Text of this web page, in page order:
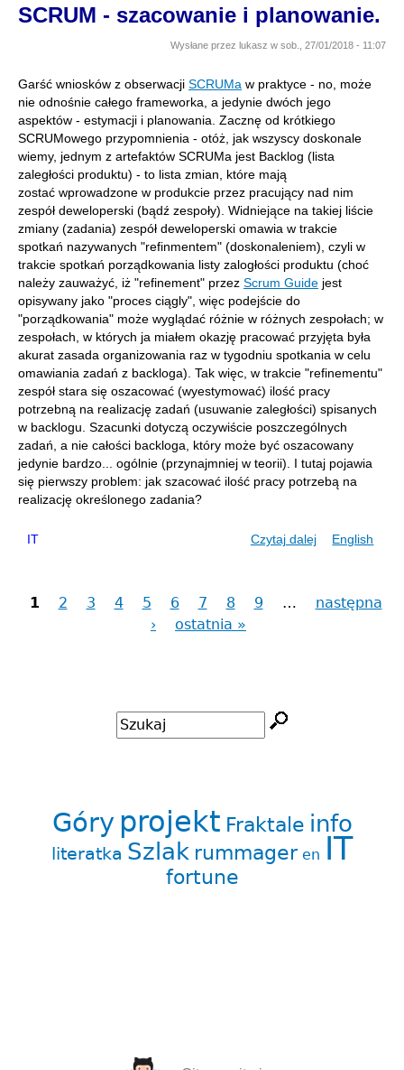
SCRUM - szacowanie i planowanie.
Wysłane przez lukasz w sob., 27/01/2018 - 11:07
Garść wniosków z obserwacji SCRUMa w praktyce - no, może
nie odnośnie całego frameworka, a jedynie dwóch jego
aspektów - estymacji i planowania. Zacznę od krótkiego
SCRUMowego przypomnienia - otóż, jak wszyscy doskonale
wiemy, jednym z artefaktów SCRUMa jest Backlog (lista
zaległości produktu) - to lista zmian, które mają
zostać wprowadzone w produkcie przez pracujący nad nim
zespół deweloperski (bądź zespoły). Widniejące na takiej liście
zmiany (zadania) zespół deweloperski omawia w trakcie
spotkań nazywanych "refinmentem" (doskonaleniem), czyli w
trakcie spotkań porządkowania listy zalogłości produktu (choć
należy zauważyć, iż "refinement" przez Scrum Guide jest
opisywany jako "proces ciągly", więc podejście do
"porządkowania" może wyglądać różnie w różnych zespołach; w
zespołach, w których ja miałem okazję pracować przyjęta była
akurat zasada organizowania raz w tygodniu spotkania w celu
omawiania zadań z backloga). Tak więc, w trakcie "refinementu"
zespół stara się oszacować (wyestymować) ilość pracy
potrzebną na realizację zadań (usuwanie zaległości) spisanych
w backlogu. Szacunki dotyczą oczywiście poszczególnych
zadań, a nie całości backloga, który może być oszacowany
jedynie bardzo... ogólnie (przynajmniej w teorii). I tutaj pojawia
się pierwszy problem: jak szacować ilość pracy potrzebą na
realizację określonego zadania?
IT Czytaj dalejwpis
i
English
Strony
1 2 3 4 5 6 7 8 9 …
następna
›
ostatnia »
Szukaj
Góry projekt Fraktale info
literatka Szlak rummager en IT
fortune